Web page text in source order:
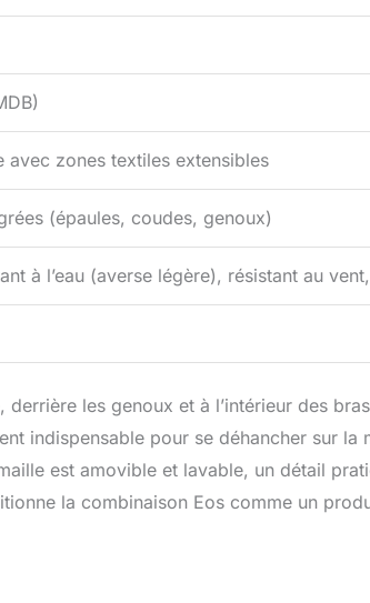
avec zones textiles extensibles
(épaules, coudes, genoux)
à l’eau (averse légère), résistant au
les genoux et à l’intérieur des
indispensable pour se déhancher sur la
est amovible et lavable, un détail
la combinaison Eos comme un